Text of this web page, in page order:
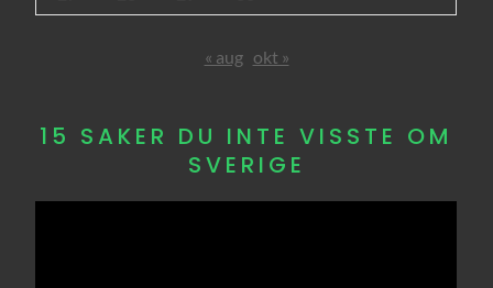
« aug okt »
15 SAKER DU INTE VISSTE OM
SVERIGE